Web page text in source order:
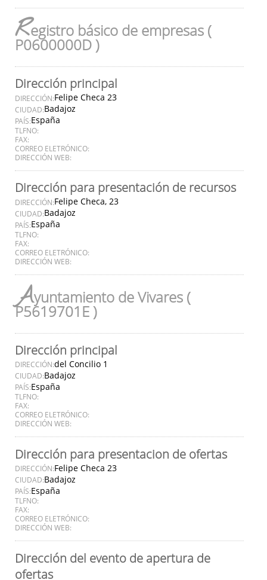
Registro básico de empresas (
P0600000D )
Dirección principal
DIRECCIÓN:Felipe Checa 23
CIUDAD:Badajoz
PAÍS:España
TLFNO:
FAX:
CORREO ELETRÓNICO:
DIRECCIÓN WEB:
Dirección para presentación de recursos
DIRECCIÓN:Felipe Checa, 23
CIUDAD:Badajoz
PAÍS:España
TLFNO:
FAX:
CORREO ELETRÓNICO:
DIRECCIÓN WEB:
Ayuntamiento de Vivares (
P5619701E )
Dirección principal
DIRECCIÓN:del Concilio 1
CIUDAD:Badajoz
PAÍS:España
TLFNO:
FAX:
CORREO ELETRÓNICO:
DIRECCIÓN WEB:
Dirección para presentacion de ofertas
DIRECCIÓN:Felipe Checa 23
CIUDAD:Badajoz
PAÍS:España
TLFNO:
FAX:
CORREO ELETRÓNICO:
DIRECCIÓN WEB:
Dirección del evento de apertura de
ofertas